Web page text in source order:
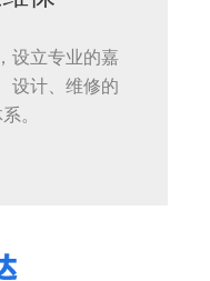
设立专业的嘉
设计、维修的
。